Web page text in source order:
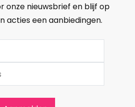
onze nieuwsbrief en blijf op
acties een aanbiedingen.